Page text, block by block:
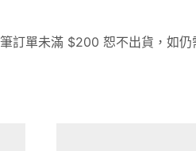
訂單未滿 $200 恕不出貨，如